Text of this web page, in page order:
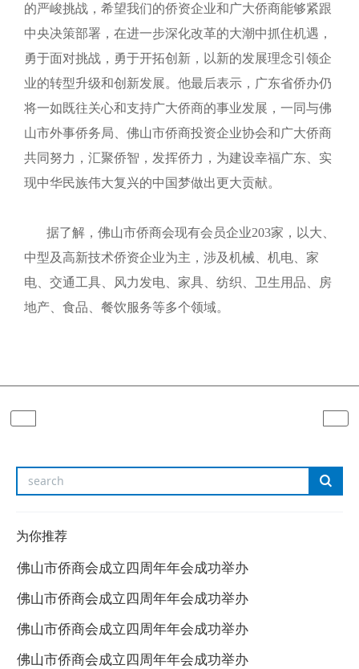
的严峻挑战，希望我们的侨资企业和广大侨商能够紧跟
中央决策部署，在进一步深化改革的大潮中抓住机遇，
勇于面对挑战，勇于开拓创新，以新的发展理念引领企
业的转型升级和创新发展。他最后表示，广东省侨办仍
将一如既往关心和支持广大侨商的事业发展，一同与佛
山市外事侨务局、佛山市侨商投资企业协会和广大侨商
共同努力，汇聚侨智，发挥侨力，为建设幸福广东、实
现中华民族伟大复兴的中国梦做出更大贡献。
据了解，佛山市侨商会现有会员企业203家，以大、
中型及高新技术侨资企业为主，涉及机械、机电、家
电、交通工具、风力发电、家具、纺织、卫生用品、房
地产、食品、餐饮服务等多个领域。
为你推荐
佛山市侨商会成立四周年年会成功举办
佛山市侨商会成立四周年年会成功举办
佛山市侨商会成立四周年年会成功举办
佛山市侨商会成立四周年年会成功举办